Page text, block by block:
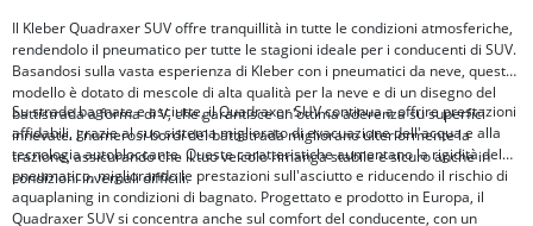
Il Kleber Quadraxer SUV offre tranquillità in tutte le condizioni atmosferiche,
rendendolo il pneumatico per tutte le stagioni ideale per i conducenti di SUV.
Basandosi sulla vasta esperienza di Kleber con i pneumatici da neve, questo
modello è dotato di mescole di alta qualità per la neve e di un disegno del
battistrada a forma di V, che garantisce un'ottima aderenza su superfici
innevate. I numerosi bordi del battistrada migliorano ulteriormente la
trazione, assicurando che il tuo veicolo rimanga stabile e sicuro anche in
condizioni invernali difficili.
Su strade bagnate e asciutte, il Quadraxer SUV continua a offrire prestazioni
affidabili, grazie al suo sistema migliorato di evacuazione dell'acqua e alla
tecnologia autobloccante. Queste caratteristiche aumentano la rigidità del
pneumatico, migliorando le prestazioni sull'asciutto e riducendo il rischio di
aquaplaning in condizioni di bagnato. Progettato e prodotto in Europa, il
Quadraxer SUV si concentra anche sul comfort del conducente, con un